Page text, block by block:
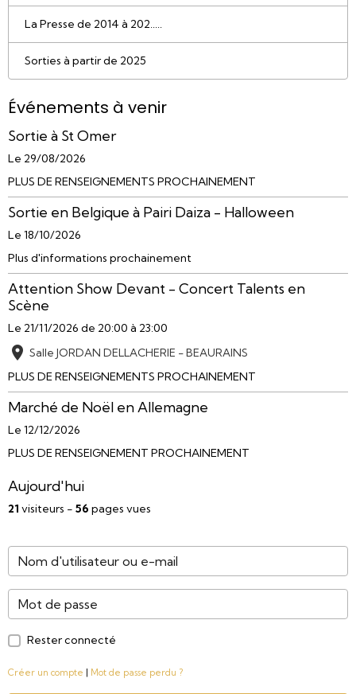
La Presse de 2014 à 202.....
Sorties à partir de 2025
Événements à venir
Sortie à St Omer
Le 29/08/2026
PLUS DE RENSEIGNEMENTS PROCHAINEMENT
Sortie en Belgique à Pairi Daiza - Halloween
Le 18/10/2026
Plus d'informations prochainement
Attention Show Devant - Concert Talents en
Scène
Le 21/11/2026 de 20:00 à 23:00
Salle JORDAN DELLACHERIE - BEAURAINS
PLUS DE RENSEIGNEMENTS PROCHAINEMENT
Marché de Noël en Allemagne
Le 12/12/2026
PLUS DE RENSEIGNEMENT PROCHAINEMENT
Aujourd'hui
21 visiteurs - 56 pages vues
Rester connecté
Créer un compte Mot de passe perdu ?